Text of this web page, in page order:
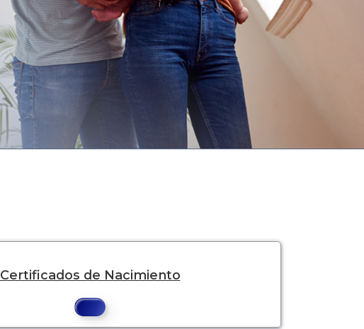
Certificados de Nacimiento